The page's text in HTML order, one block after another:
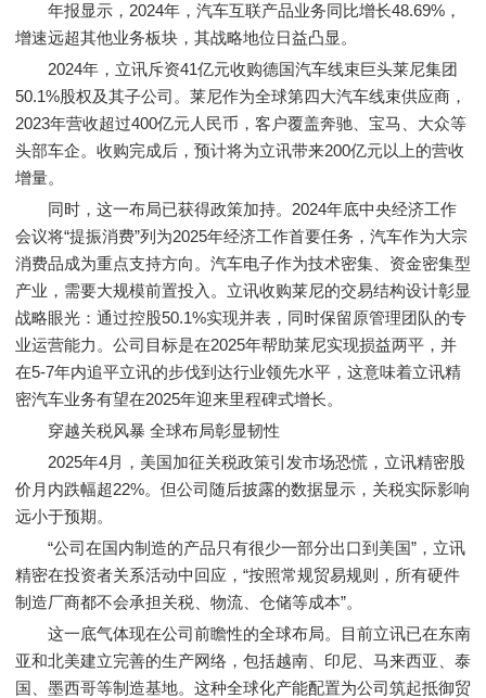
年报显示，2024年，汽车互联产品业务同比增长48.69%，
增速远超其他业务板块，其战略地位日益凸显。
2024年，立讯斥资41亿元收购德国汽车线束巨头莱尼集团
50.1%股权及其子公司。莱尼作为全球第四大汽车线束供应商，
2023年营收超过400亿元人民币，客户覆盖奔驰、宝马、大众等
头部车企。收购完成后，预计将为立讯带来200亿元以上的营收
增量。
同时，这一布局已获得政策加持。2024年底中央经济工作
会议将“提振消费”列为2025年经济工作首要任务，汽车作为大宗
消费品成为重点支持方向。汽车电子作为技术密集、资金密集型
产业，需要大规模前置投入。立讯收购莱尼的交易结构设计彰显
战略眼光：通过控股50.1%实现并表，同时保留原管理团队的专
业运营能力。公司目标是在2025年帮助莱尼实现损益两平，并
在5-7年内追平立讯的步伐到达行业领先水平，这意味着立讯精
密汽车业务有望在2025年迎来里程碑式增长。
穿越关税风暴 全球布局彰显韧性
2025年4月，美国加征关税政策引发市场恐慌，立讯精密股
价月内跌幅超22%。但公司随后披露的数据显示，关税实际影响
远小于预期。
“公司在国内制造的产品只有很少一部分出口到美国”，立讯
精密在投资者关系活动中回应，“按照常规贸易规则，所有硬件
制造厂商都不会承担关税、物流、仓储等成本”。
这一底气体现在公司前瞻性的全球布局。目前立讯已在东南
亚和北美建立完善的生产网络，包括越南、印尼、马来西亚、泰
国、墨西哥等制造基地。这种全球化产能配置为公司筑起抵御贸